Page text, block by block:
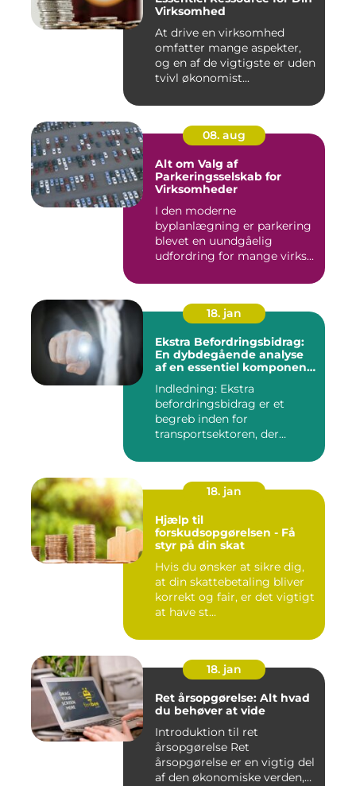
Virksomhed
At drive en virksomhed
omfatter mange aspekter,
og en af de vigtigste er uden
tvivl økonomist...
08. aug
Alt om Valg af
Parkeringsselskab for
Virksomheder
I den moderne
byplanlægning er parkering
blevet en uundgåelig
udfordring for mange virks...
18. jan
Ekstra Befordringsbidrag:
En dybdegående analyse
af en essentiel komponent
Indledning: Ekstra
befordringsbidrag er et
begreb inden for
transportsektoren, der
18. jan
Hjælp til
forskudsopgørelsen - Få
styr på din skat
Hvis du ønsker at sikre dig,
at din skattebetaling bliver
korrekt og fair, er det vigtigt
at have st...
18. jan
Ret årsopgørelse: Alt hvad
du behøver at vide
Introduktion til ret
årsopgørelse Ret
årsopgørelse er en vigtig del
af den økonomiske verden,